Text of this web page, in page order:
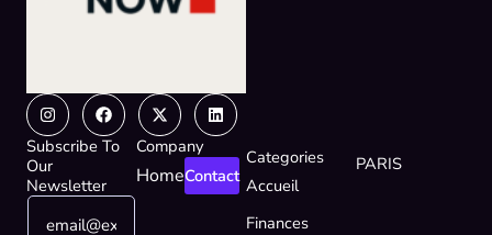
InstagramFacebook
X-
twitter
Linkedin
Subscribe To
Our
Newsletter
EE
Company
HomeContact
Categories
Accueil
Finances
PARIS